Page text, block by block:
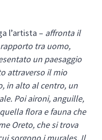
l’artista – affronta il
tra uomo,
un paesaggio
attraverso il mio
in alto al centro, un
Poi aironi, anguille,
flora e fauna che
Oreto, che si trova
sorgono i murales. Il